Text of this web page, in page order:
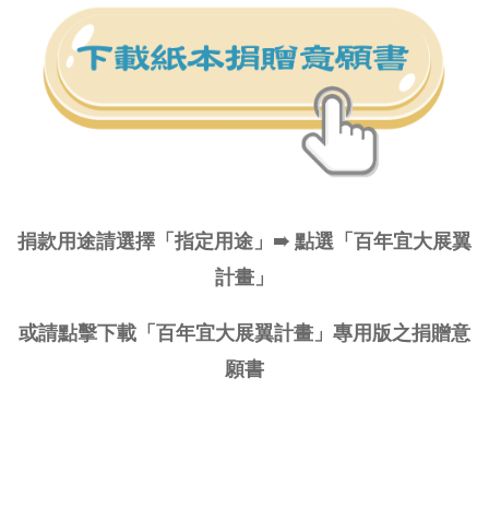
捐款用途請選擇「指定用途」➠ 點選「百年宜大展翼
計畫」
或請點擊下載「百年宜大展翼計畫」專用版之捐贈意
願書